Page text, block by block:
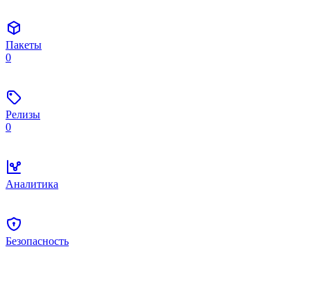
Пакеты
0
Релизы
0
Аналитика
Безопасность